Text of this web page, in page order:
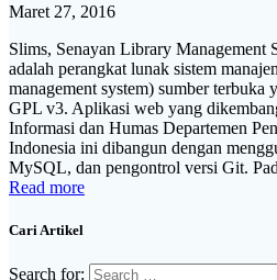
Maret 27, 2016
Slims, Senayan Library
adalah perangkat lunak sistem
management system) sumber terbuka
GPL v3. Aplikasi web yang
Informasi dan Humas Departemen
Indonesia ini dibangun dengan
MySQL, dan pengontrol versi Git.
Read more
Cari Artikel
Search for: